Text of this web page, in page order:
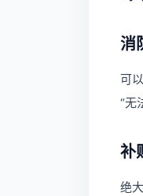
消
可
“无
补
绝